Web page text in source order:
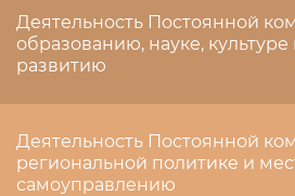
Деятельность Постоянной
образованию, науке,
развитию
Деятельность Постоянной
региональной политике и
самоуправлению